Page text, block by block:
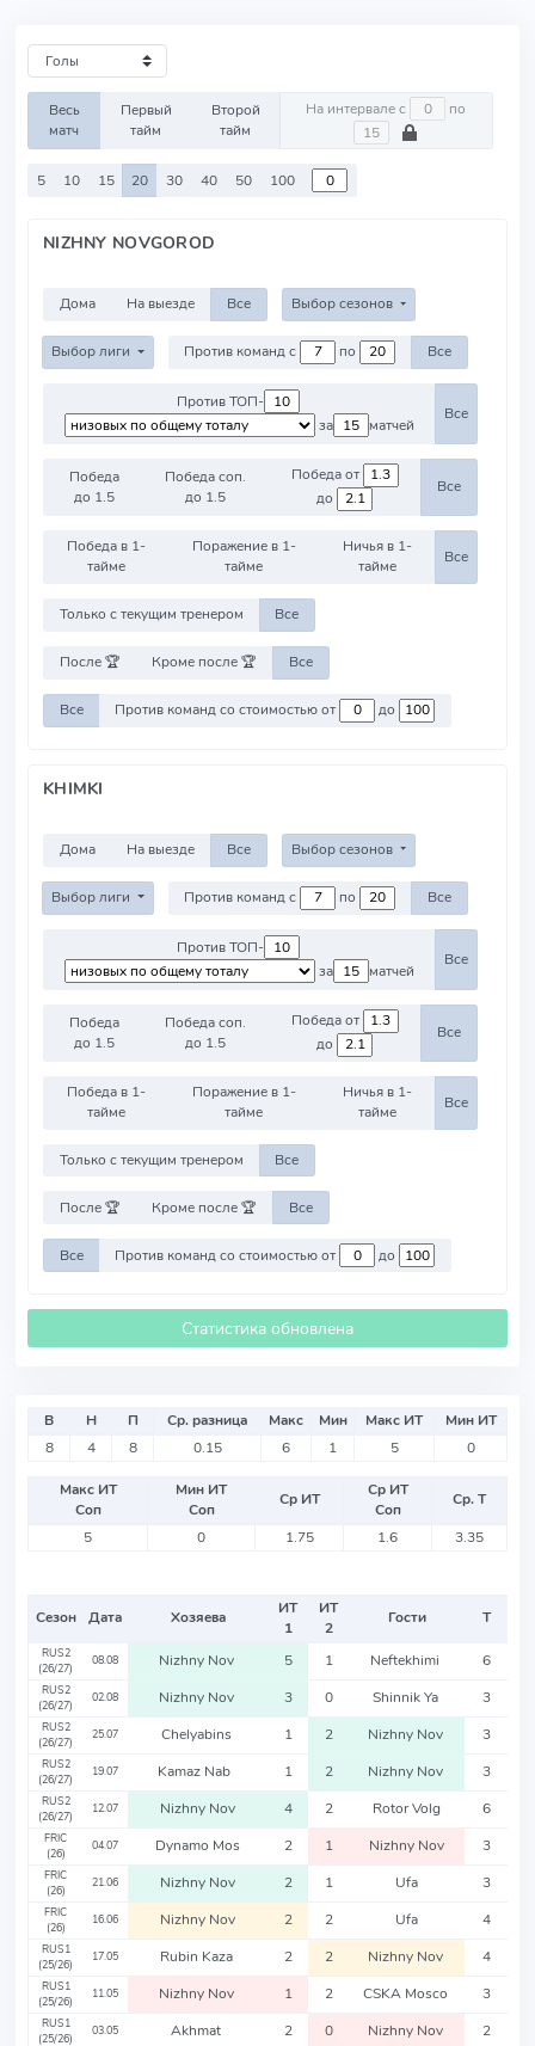
Весь
матч
Первый
тайм
Второй
тайм
На интервале с по
5 10 15 20 30 40 50 100
NIZHNY NOVGOROD
Дома На выезде Все Выбор сезонов
Выбор лиги Против команд с по Все
Против ТОП-
за
матчей
Все
Победа
до 1.5
Победа соп.
до 1.5
Победа от
до
Все
Победа в 1-
тайме
Поражение в 1-
тайме
Ничья в 1-
тайме
Все
Только с текущим тренером Все
После 🏆 Кроме после 🏆 Все
Все Против команд со стоимостью от до
KHIMKI
Дома На выезде Все Выбор сезонов
Выбор лиги Против команд с по Все
Против ТОП-
за
матчей
Все
Победа
до 1.5
Победа соп.
до 1.5
Победа от
до
Все
Победа в 1-
тайме
Поражение в 1-
тайме
Ничья в 1-
тайме
Все
Только с текущим тренером Все
После 🏆 Кроме после 🏆 Все
Все Против команд со стоимостью от до
Статистика обновлена
В Н П Ср. разница Макс Мин Макс ИТ
Мин ИТ
8
4 8 0.15 6 1 5 0
Макс ИТ
Соп
Мин ИТ
Соп
Ср ИТ
Ср ИТ
Соп
Ср. Т
5
0 1.75 1.6 3.35
Сезон Дата Хозяева
ИТ
1
ИТ
2
Гости Т
RUS2
(26/27)
08.08 Nizhny Nov 5 1 Neftekhimi 6
RUS2
(26/27)
02.08 Nizhny Nov 3 0 Shinnik Ya 3
RUS2
(26/27)
25.07 Chelyabins 1 2 Nizhny Nov 3
RUS2
(26/27)
19.07 Kamaz Nab 1 2 Nizhny Nov 3
RUS2
(26/27)
12.07 Nizhny Nov 4 2 Rotor Volg 6
FRIC
(26)
04.07 Dynamo Mos 2 1 Nizhny Nov 3
FRIC
(26)
21.06 Nizhny Nov 2 1 Ufa 3
FRIC
(26)
16.06 Nizhny Nov 2 2 Ufa 4
RUS1
(25/26)
17.05 Rubin Kaza 2 2 Nizhny Nov 4
RUS1
(25/26)
11.05 Nizhny Nov 1 2 CSKA Mosco 3
RUS1
(25/26)
03.05 Akhmat 2 0 Nizhny Nov 2